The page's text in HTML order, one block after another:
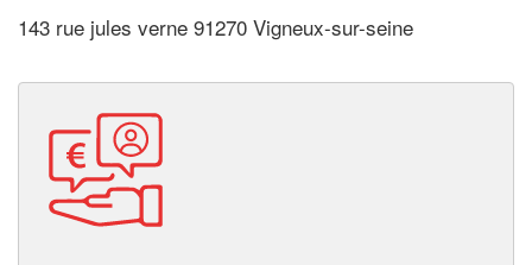
143 rue jules verne 91270 Vigneux-sur-seine